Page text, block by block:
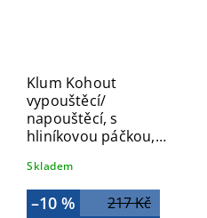
Klum Kohout
vypouštěcí/
napouštěcí, s
hliníkovou páčkou,
Skladem
217 Kč
–10 %